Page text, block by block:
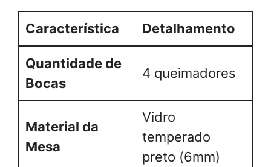
Característica Detalhamento
Quantidade de
Bocas
4 queimadores
Material da
Mesa
Vidro
temperado
preto (6mm)